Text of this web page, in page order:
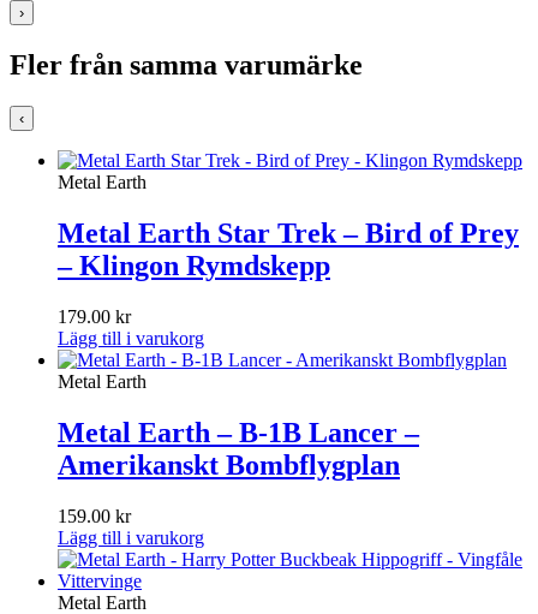
›
Fler från samma varumärke
‹
Metal Earth
Metal Earth Star Trek – Bird of Prey
– Klingon Rymdskepp
179.00 kr
Lägg till i varukorg
Metal Earth
Metal Earth – B-1B Lancer –
Amerikanskt Bombflygplan
159.00 kr
Lägg till i varukorg
Metal Earth